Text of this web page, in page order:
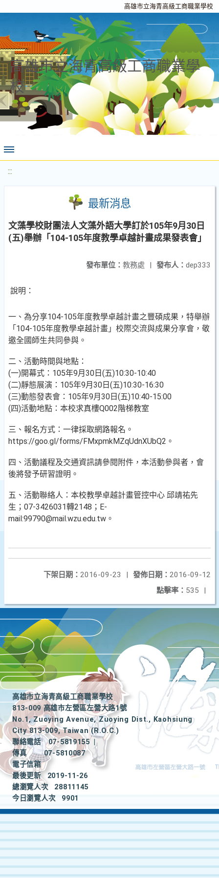
高雄市立海青高級工商職業學校
高雄市立海青高級工商職業學
校
:::
最新消息
文藻學校財團法人文藻外語大學訂於105年9月30日
(五)舉辦「104-105年度教學卓越計畫成果發表會」
發布人： dep333
發布單位： 教務處 |
說明：
一、為分享104-105年度教學卓越計畫之豐碩成果，特舉辦
「104-105年度教學卓越計畫」校際交流與成果分享會，敬
邀全國師生共同參與。
二、活動時間與地點：
(一)開幕式：105年9月30日(五)10:30-10:40
(二)靜態展演：105年9月30日(五)10:30-16:30
(三)動態發表會：105年9月30日(五)10:40-15:00
(四)活動地點：本校求真樓Q002階梯教室
三、報名方式：一律採取網路報名。
https://goo.gl/forms/FMxpmkMZqUdnXUbQ2。
四、活動議程及交通資訊請參閱附件，本活動參與者，會
後將發予研習證明。
五、活動聯絡人：本校教學卓越計畫管控中心 邱靖祐先
生；07-3426031轉2148；E-
mail:99790@mail.wzu.edu.tw。
發佈日期： 2016-09-12
下架日期： 2016-09-23
|
點擊率： 535 |
高雄市立海青高級工商職業學校
813-009 高雄市左營區左營大路1號
No.1, Zuoying Avenue, Zuoying Dist., Kaohsiung
City 813-009, Taiwan (R.O.C.)
聯絡電話
07-5819155
|
傳真
07-5810087
電子信箱
最後更新
2019-11-26
總瀏覽人次
28811145
今日瀏覽人次
9901